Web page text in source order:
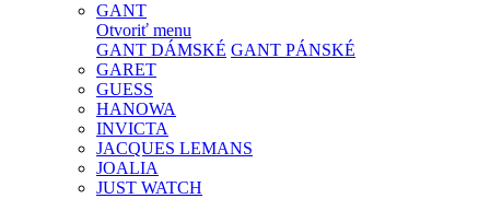
GANT
Otvoriť menu
GANT DÁMSKÉ GANT PÁNSKÉ
GARET
GUESS
HANOWA
INVICTA
JACQUES LEMANS
JOALIA
JUST WATCH